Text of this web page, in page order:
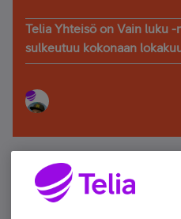
Telia Yhteisö on Vain luku -
sulkeutuu kokonaan
Älä jää paitsi –